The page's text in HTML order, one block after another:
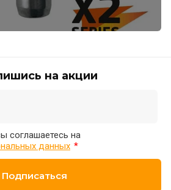
на акции
соглашаетесь на
данных *
Подписаться